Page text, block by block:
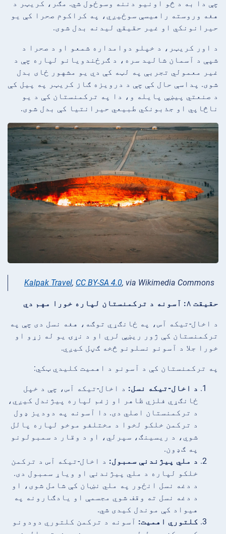
چې دا به د څو اونیو دننه وسوځول شي. مګر، کریټر د
هغه وروسته راهیسې سوځیږي، په کراکوم صحرا کې یو
حیرانونکي او غیر حقیقي لیدنه بدل شوی.
د اور کریټر، د خپلو دوامداره شمعو او د صحرا د
شپې د آسمان شالید سره، د ګرځندویانو لپاره چې د
غیر معمولي تجربې په لټه کې دي یو مشهور ځای بدل
شوی. پداسې حال کې چې د درویزه ګاز کریټر په پیل کې
د صنعتي پیښې پایله و، دا په ترکمنستان کې د یو
ناڅاپي او جذبونکي طبیعي حیرانتیا کې بدل شوی.
Kalpak Travel, CC BY-SA 4.0, via Wikimedia Commons
حقیقت ۸: آسونه د ترکمنستان لپاره خورا مهم دي
د اخال-تیکه آس، په ځانګړي توګه، هغه نسل دی چې په
ترکمنستان کې ژور ریښې لري او د نړۍ یو له زړو او
خورا جلا د آسونو نسلونو څخه ګڼل کیږي.
په ترکمنستان کې د آسونو د اهمیت کلیدي ټکي:
د اخال-تیکه نسل: د اخال-تیکه آس، چې د خپل
ځانګړي فلزي ظاهر او زغم لپاره پیژندل کیږي،
د ترکمنستان اصلي دی. دا آسونه په دودیز ډول
د ترکمن خلکو لخوا د مختلفو موخو لپاره پالل
شوي، د ریسینګ، سپرلي، او د وقار د سمبولونو
په ګډون.
د ملي پیژندنې سمبول: د اخال-تیکه آس د ترکمن
خلکو لپاره د ملي پیژندنې او ویاړ سمبول دی.
د دغه نسل انځور په ملي نښان کې شامل شوی، او
د دغه نسل ته وقف شوي مجسمې او یادګارونه په
هیواد کې موندل کیدی شي.
کلتوري اهمیت: آسونه د ترکمن کلتوري دودونو